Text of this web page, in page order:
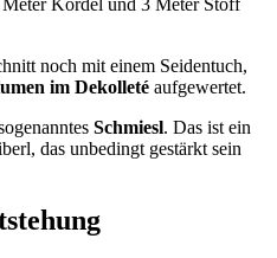
noch mit einem Seidentuch,
im Dekolleté aufgewertet.
Schmiesl. Das ist ein
das unbedingt gestärkt sein